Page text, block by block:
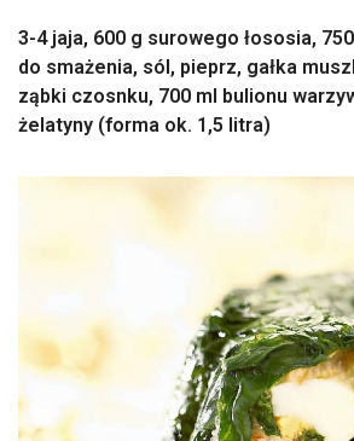
3-4 jaja, 600 g surowego łososia,
do smażenia, sól, pieprz, gałka
ząbki czosnku, 700 ml bulionu
żelatyny (forma ok. 1,5 litra)